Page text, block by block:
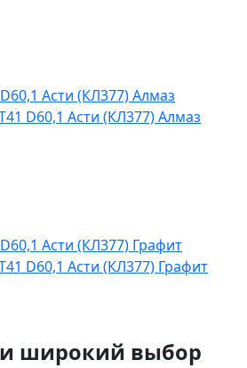
D60,1 Асти (КЛ377) Алмаз
D60,1 Асти (КЛ377) Графит
и широкий выбор